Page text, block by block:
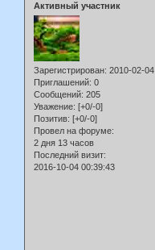
Активный участник
Зарегистрирован: 2010-02-04
Приглашений: 0
Сообщений: 205
Уважение: [+0/-0]
Позитив: [+0/-0]
Провел на форуме:
2 дня 13 часов
Последний визит:
2016-10-04 00:39:43